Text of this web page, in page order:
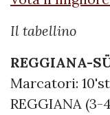
Il tabellino
REGGIANA-
Marcatori:
REGGIANA (3-